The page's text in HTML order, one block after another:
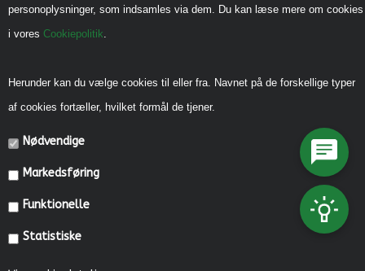
personoplysninger, som indsamles via dem. Du kan læse mere om cookies
i vores Cookiepolitik.
Herunder kan du vælge cookies til eller fra. Navnet på de forskellige typer
af cookies fortæller, hvilket formål de tjener.
Nødvendige
Markedsføring
Funktionelle
Statistiske
Privatlivspolitik
Reklamebeskyttet (CVR)
Fonde og Puljer
Referencer
Kataloger